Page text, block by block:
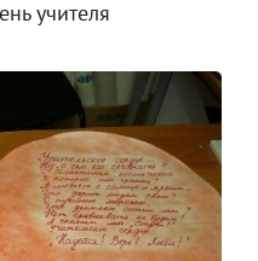
учителя